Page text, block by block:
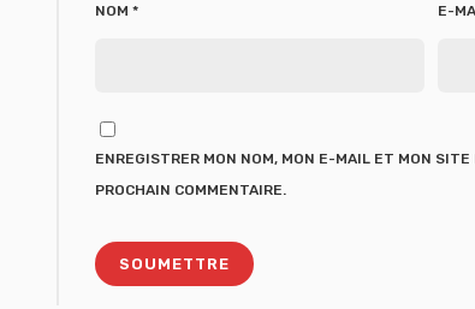
NOM * E-
ENREGISTRER MON NOM, MON E-MAIL ET MON SITE
PROCHAIN COMMENTAIRE.